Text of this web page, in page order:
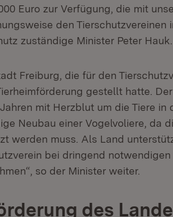
Euro zur Verfügung, die mit
den Tierschutzvereinen
zuständige Minister Peter Hauk.
Freiburg, die für den
gestellt hatte.
mit Herzblut um die Tiere in
Neubau einer Vogelvoliere, da
werden muss. Als Land
bei dringend notwendigen
so der Minister weiter.
des